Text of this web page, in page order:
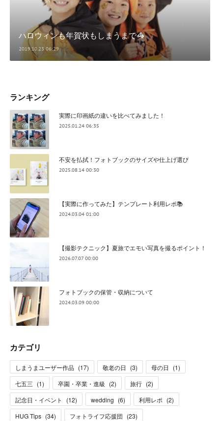
ハロウィンも年賀状もしまうまで🦓
2019.10.23 06:29
ランキング
実際に印画紙の違いを比べてみました！
2025.01.24 06:35
不安を払拭！フォトブックのサイズや仕上げ選び
2025.08.14 00:30
【実際に作ってみた】テンプレート利用レポ📚
2024.03.04 01:00
【撮影テクニック】夏旅でエモい写真を撮るポイント！
2026.07.07 00:00
フォトブックの保管・収納について
2024.03.09 00:00
カテゴリ
しまうまユーザー作品 (17) 敬老の日 (3) 母の日 (1)
七五三 (1) 卒園・卒業・進級 (2) 旅行 (2)
記念日・イベント
(12) wedding (6) 利用レポ (2)
HUG Tips (34) フォトライフ応援団 (23)